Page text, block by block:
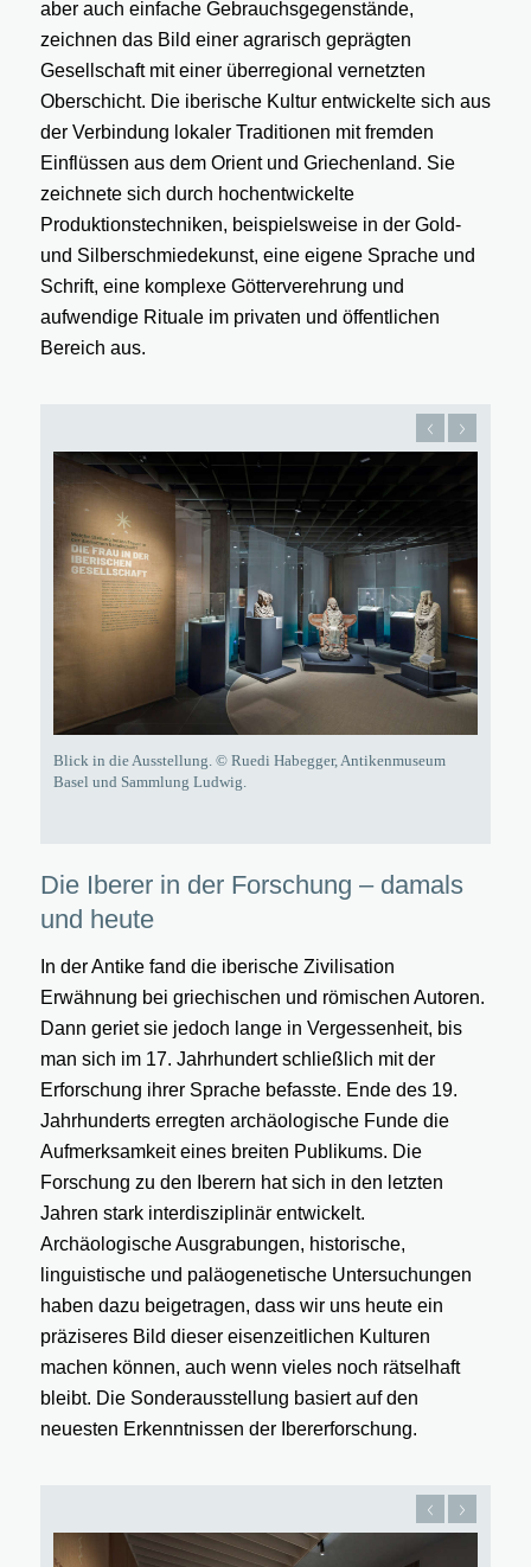
aber auch einfache Gebrauchsgegenstände,
zeichnen das Bild einer agrarisch geprägten
Gesellschaft mit einer überregional vernetzten
Oberschicht. Die iberische Kultur entwickelte sich aus
der Verbindung lokaler Traditionen mit fremden
Einflüssen aus dem Orient und Griechenland. Sie
zeichnete sich durch hochentwickelte
Produktionstechniken, beispielsweise in der Gold-
und Silberschmiedekunst, eine eigene Sprache und
Schrift, eine komplexe Götterverehrung und
aufwendige Rituale im privaten und öffentlichen
Bereich aus.
Blick in die Ausstellung. © Ruedi Habegger, Antikenmuseum
Basel und Sammlung Ludwig.
Die Iberer in der Forschung – damals
und heute
In der Antike fand die iberische Zivilisation
Erwähnung bei griechischen und römischen Autoren.
Dann geriet sie jedoch lange in Vergessenheit, bis
man sich im 17. Jahrhundert schließlich mit der
Erforschung ihrer Sprache befasste. Ende des 19.
Jahrhunderts erregten archäologische Funde die
Aufmerksamkeit eines breiten Publikums. Die
Forschung zu den Iberern hat sich in den letzten
Jahren stark interdisziplinär entwickelt.
Archäologische Ausgrabungen, historische,
linguistische und paläogenetische Untersuchungen
haben dazu beigetragen, dass wir uns heute ein
präziseres Bild dieser eisenzeitlichen Kulturen
machen können, auch wenn vieles noch rätselhaft
bleibt. Die Sonderausstellung basiert auf den
neuesten Erkenntnissen der Ibererforschung.